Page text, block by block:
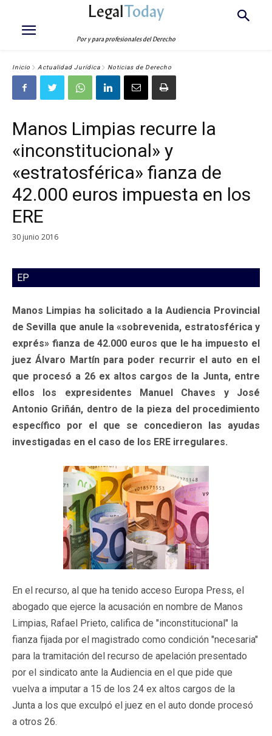
LegalToday
Por y para profesionales del Derecho
Inicio Actualidad Jurídica Noticias de Derecho
Manos Limpias recurre la
«inconstitucional» y
«estratosférica» fianza de
42.000 euros impuesta en los
ERE
30 junio 2016
EP
Manos Limpias ha solicitado a la Audiencia Provincial
de Sevilla que anule la «sobrevenida, estratosférica y
exprés» fianza de 42.000 euros que le ha impuesto el
juez Álvaro Martín para poder recurrir el auto en el
que procesó a 26 ex altos cargos de la Junta, entre
ellos los expresidentes Manuel Chaves y José
Antonio Griñán, dentro de la pieza del procedimiento
específico por el que se concedieron las ayudas
investigadas en el caso de los ERE irregulares.
En el recurso, al que ha tenido acceso Europa Press, el
abogado que ejerce la acusación en nombre de Manos
Limpias, Rafael Prieto, califica de "inconstitucional" la
fianza fijada por el magistrado como condición "necesaria"
para la tramitación del recurso de apelación presentado
por el sindicato ante la Audiencia en el que pide que
vuelva a imputar a 15 de los 24 ex altos cargos de la
Junta a los que exculpó el juez en el auto donde procesó
a otros 26.